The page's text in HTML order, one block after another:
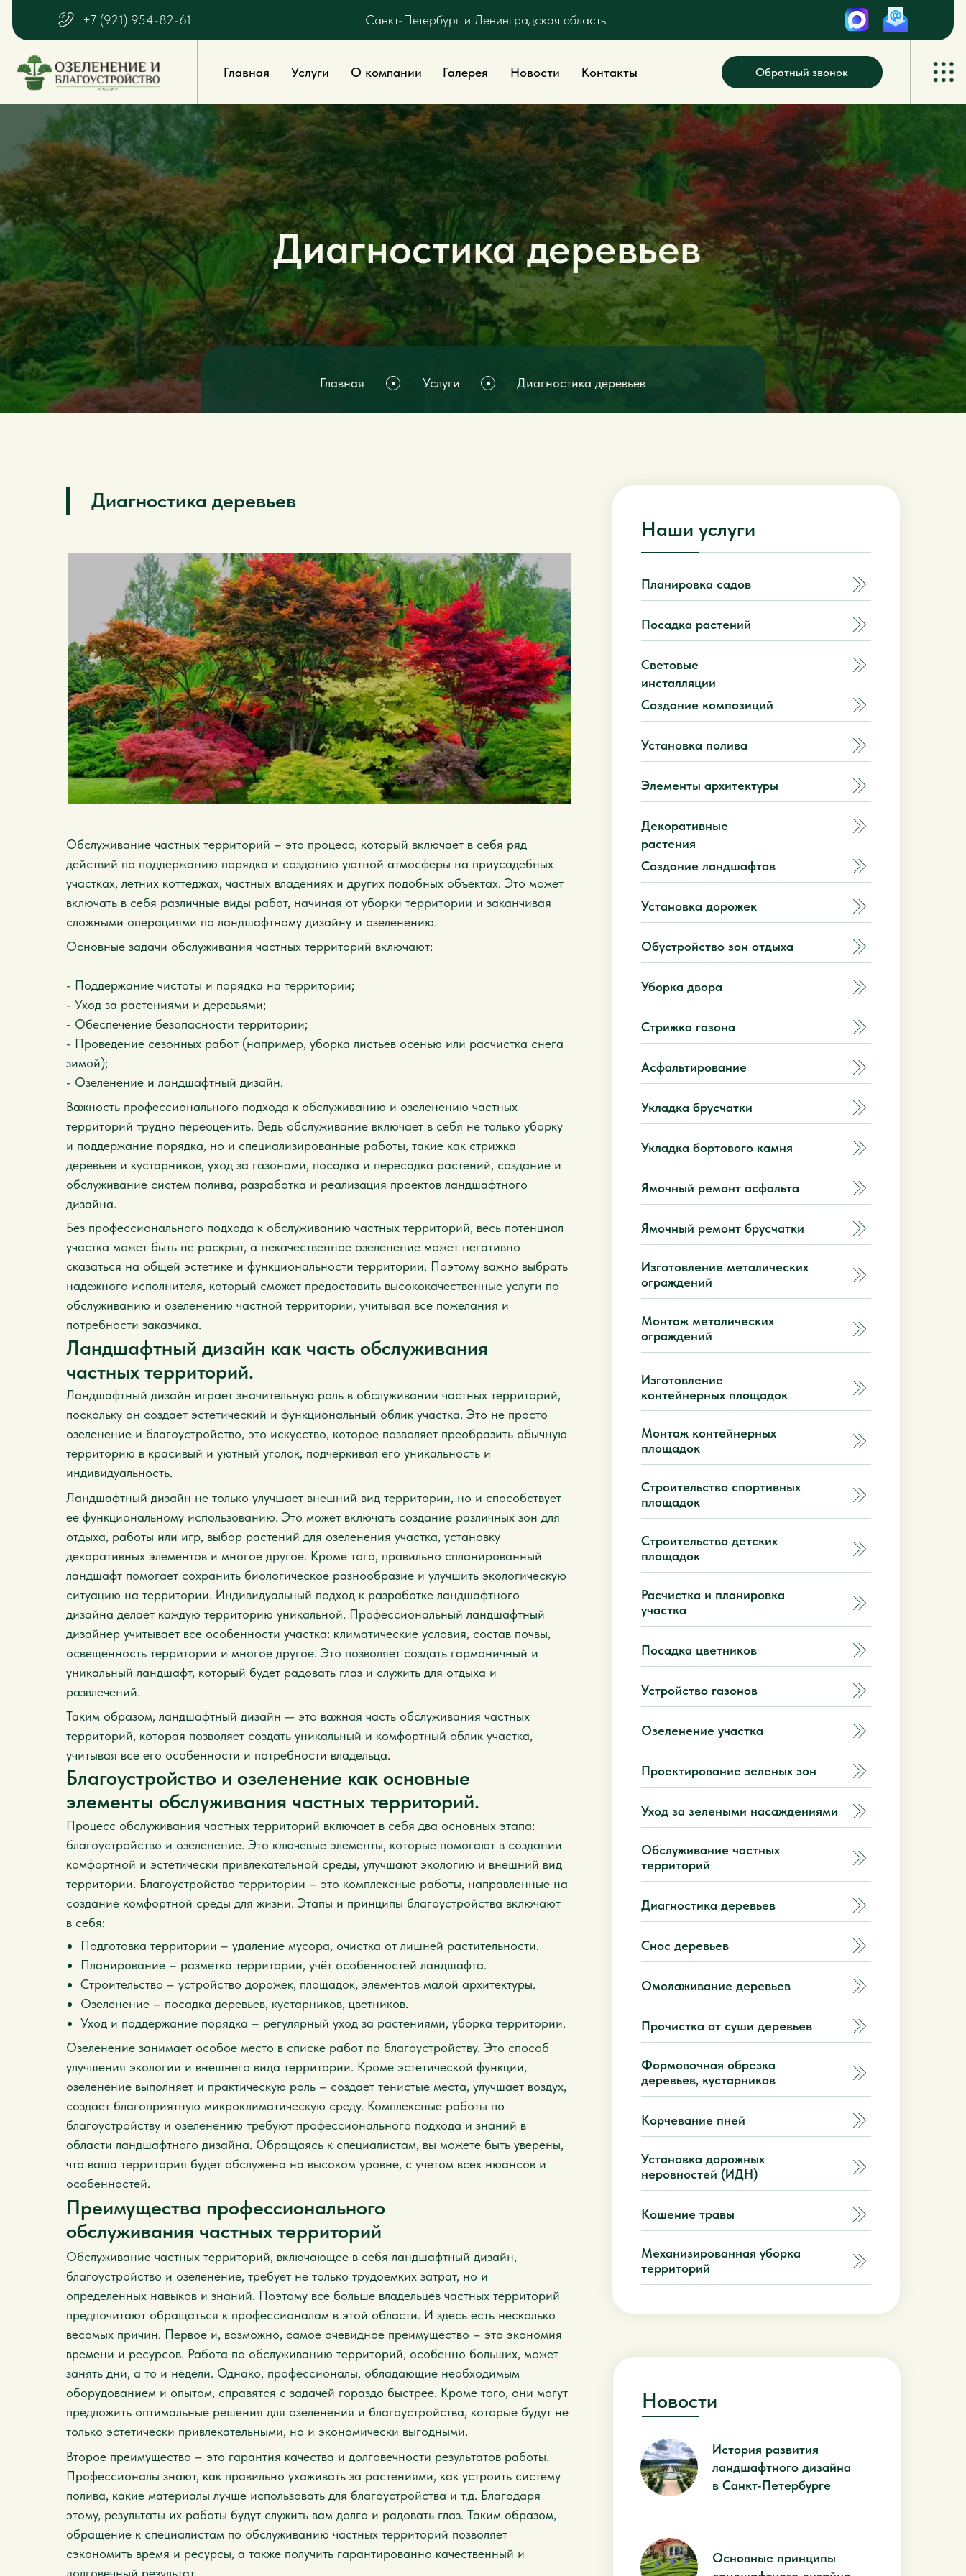
+7 (921) 954-82-61 Санкт-Петербург и Ленинградская область
Обратный звонок
Диагностика деревьев
Главная Диагностика деревьев
Услуги
Наши услуги
Механизированная уборка
территорий
Кошение травы
Установка дорожных
неровностей (ИДН)
Корчевание пней
Формовочная обрезка
деревьев, кустарников
Прочистка от суши деревьев
Омолаживание деревьев
Снос деревьев
Диагностика деревьев
Обслуживание частных
территорий
Уход за зелеными насаждениями
Проектирование зеленых зон
Озеленение участка
Устройство газонов
Посадка цветников
Расчистка и планировка
участка
Строительство детских
площадок
Строительство спортивных
площадок
Монтаж контейнерных
площадок
Изготовление
контейнерных площадок
Монтаж металических
ограждений
Изготовление металических
ограждений
Ямочный ремонт брусчатки
Ямочный ремонт асфальта
Укладка бортового камня
Укладка брусчатки
Асфальтирование
Стрижка газона
Уборка двора
Обустройство зон отдыха
Установка дорожек
Создание ландшафтов
Декоративные
растения
Элементы архитектуры
Установка полива
Создание композиций
Световые
инсталляции
Посадка растений
Планировка садов
Новости
Основные принципы
История развития
ландшафтного дизайна
в Санкт-Петербурге
Обслуживание частных территорий – это процесс, который включает в себя ряд
действий по поддержанию порядка и созданию уютной атмосферы на приусадебных
участках, летних коттеджах, частных владениях и других подобных объектах. Это может
включать в себя различные виды работ, начиная от уборки территории и заканчивая
сложными операциями по ландшафтному дизайну и озеленению.
Основные задачи обслуживания частных территорий включают:
- Поддержание чистоты и порядка на территории;
- Уход за растениями и деревьями;
- Обеспечение безопасности территории;
- Проведение сезонных работ (например, уборка листьев осенью или расчистка снега
зимой);
- Озеленение и ландшафтный дизайн.
Важность профессионального подхода к обслуживанию и озеленению частных
территорий трудно переоценить. Ведь обслуживание включает в себя не только уборку
и поддержание порядка, но и специализированные работы, такие как стрижка
деревьев и кустарников, уход за газонами, посадка и пересадка растений, создание и
обслуживание систем полива, разработка и реализация проектов ландшафтного
дизайна.
Без профессионального подхода к обслуживанию частных территорий, весь потенциал
участка может быть не раскрыт, а некачественное озеленение может негативно
сказаться на общей эстетике и функциональности территории. Поэтому важно выбрать
надежного исполнителя, который сможет предоставить высококачественные услуги по
обслуживанию и озеленению частной территории, учитывая все пожелания и
потребности заказчика.
Ландшафтный дизайн как часть обслуживания
частных территорий.
Ландшафтный дизайн играет значительную роль в обслуживании частных территорий,
поскольку он создает эстетический и функциональный облик участка. Это не просто
озеленение и благоустройство, это искусство, которое позволяет преобразить обычную
территорию в красивый и уютный уголок, подчеркивая его уникальность и
индивидуальность.
Ландшафтный дизайн не только улучшает внешний вид территории, но и способствует
ее функциональному использованию. Это может включать создание различных зон для
отдыха, работы или игр, выбор растений для озеленения участка, установку
декоративных элементов и многое другое. Кроме того, правильно спланированный
ландшафт помогает сохранить биологическое разнообразие и улучшить экологическую
ситуацию на территории. Индивидуальный подход к разработке ландшафтного
дизайна делает каждую территорию уникальной. Профессиональный ландшафтный
дизайнер учитывает все особенности участка: климатические условия, состав почвы,
освещенность территории и многое другое. Это позволяет создать гармоничный и
уникальный ландшафт, который будет радовать глаз и служить для отдыха и
развлечений.
Таким образом, ландшафтный дизайн — это важная часть обслуживания частных
территорий, которая позволяет создать уникальный и комфортный облик участка,
учитывая все его особенности и потребности владельца.
Благоустройство и озеленение как основные
элементы обслуживания частных территорий.
Процесс обслуживания частных территорий включает в себя два основных этапа:
благоустройство и озеленение. Это ключевые элементы, которые помогают в создании
комфортной и эстетически привлекательной среды, улучшают экологию и внешний вид
территории. Благоустройство территории – это комплексные работы, направленные на
создание комфортной среды для жизни. Этапы и принципы благоустройства включают
в себя:
Подготовка территории – удаление мусора, очистка от лишней растительности.
Планирование – разметка территории, учёт особенностей ландшафта.
Строительство – устройство дорожек, площадок, элементов малой архитектуры.
Озеленение – посадка деревьев, кустарников, цветников.
Уход и поддержание порядка – регулярный уход за растениями, уборка территории.
Озеленение занимает особое место в списке работ по благоустройству. Это способ
улучшения экологии и внешнего вида территории. Кроме эстетической функции,
озеленение выполняет и практическую роль – создает тенистые места, улучшает воздух,
создает благоприятную микроклиматическую среду. Комплексные работы по
благоустройству и озеленению требуют профессионального подхода и знаний в
области ландшафтного дизайна. Обращаясь к специалистам, вы можете быть уверены,
что ваша территория будет обслужена на высоком уровне, с учетом всех нюансов и
особенностей.
Преимущества профессионального
обслуживания частных территорий
Обслуживание частных территорий, включающее в себя ландшафтный дизайн,
благоустройство и озеленение, требует не только трудоемких затрат, но и
определенных навыков и знаний. Поэтому все больше владельцев частных территорий
предпочитают обращаться к профессионалам в этой области. И здесь есть несколько
весомых причин. Первое и, возможно, самое очевидное преимущество – это экономия
времени и ресурсов. Работа по обслуживанию территорий, особенно больших, может
занять дни, а то и недели. Однако, профессионалы, обладающие необходимым
оборудованием и опытом, справятся с задачей гораздо быстрее. Кроме того, они могут
предложить оптимальные решения для озеленения и благоустройства, которые будут не
только эстетически привлекательными, но и экономически выгодными.
Второе преимущество – это гарантия качества и долговечности результатов работы.
Профессионалы знают, как правильно ухаживать за растениями, как устроить систему
полива, какие материалы лучше использовать для благоустройства и т.д. Благодаря
этому, результаты их работы будут служить вам долго и радовать глаз. Таким образом,
обращение к специалистам по обслуживанию частных территорий позволяет
сэкономить время и ресурсы, а также получить гарантированно качественный и
долговечный результат.
Диагностика деревьев